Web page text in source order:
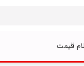
قیمت